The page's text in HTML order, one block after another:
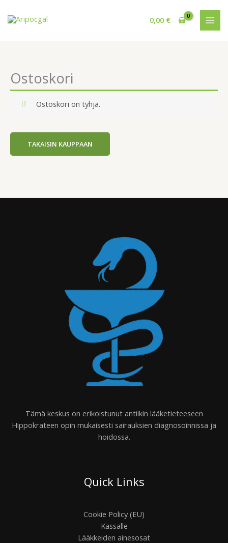
sisältöön
0,00 €
Ostoskori
Ostoskori on tyhjä.
TAKAISIN KAUPPAAN
Tämä keskus on erikoistunut antiikin lääketieteeseen
Hippokrateen opin mukaisesti sairauksien diagnosoinnissa ja
hoidossa.
Quick Links
Cookie Policy (EU)
Kassalle
Lääkkeiden ainesosat